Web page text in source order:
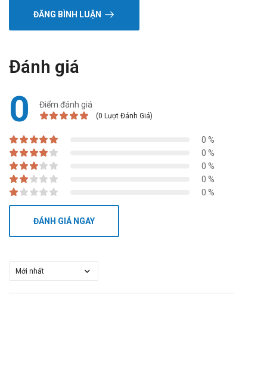
ĐĂNG BÌNH LUẬN
Đánh giá
0 Điểm đánh giá
(0 Lượt Đánh Giá)
0 %
0 %
0 %
0 %
0 %
ĐÁNH GIÁ NGAY